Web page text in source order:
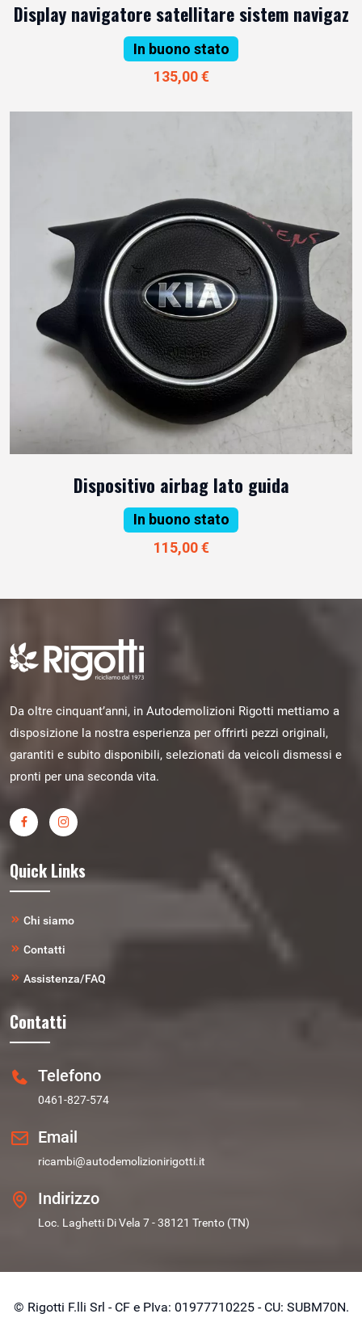
Display navigatore satellitare sistem navigaz
In buono stato
135,00 €
Dispositivo airbag lato guida
In buono stato
115,00 €
Da oltre cinquant’anni, in Autodemolizioni Rigotti mettiamo a
disposizione la nostra esperienza per offrirti pezzi originali,
garantiti e subito disponibili, selezionati da veicoli dismessi e
pronti per una seconda vita.
Quick Links
Chi siamo
Contatti
Assistenza/FAQ
Contatti
Telefono
0461-827-574
Email
ricambi@autodemolizionirigotti.it
Indirizzo
Loc. Laghetti Di Vela 7 - 38121 Trento (TN)
© Rigotti F.lli Srl - CF e PIva: 01977710225 - CU: SUBM70N.